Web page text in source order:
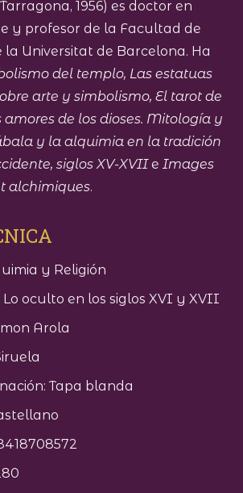
1956) es doctor en
y profesor de la Facultad de
la Universitat de Barcelona. Ha
del templo, Las estatuas
arte y simbolismo, El tarot de
de los dioses. Mitología y
y la alquimia en la tradición
siglos XV-XVIIe Images
alchimiques.
y Religión
oculto en los siglos XVI y XVII
Arola
Tapa blanda